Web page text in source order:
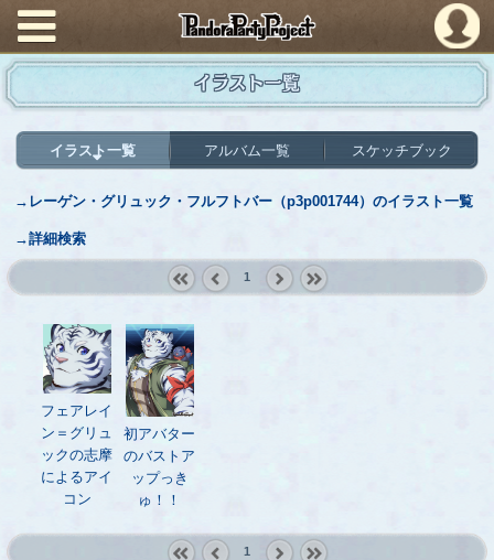
PandoraPartyProject
イラスト一覧
イラスト一覧 アルバム一覧 スケッチブック
→レーゲン・グリュック・フルフトバー（p3p001744）のイラスト一覧
→詳細検索
1
フェアレイ
ン＝グリュ
ックの志摩
によるアイ
コン
初アバター
のバストア
ップっき
ゅ！！
1